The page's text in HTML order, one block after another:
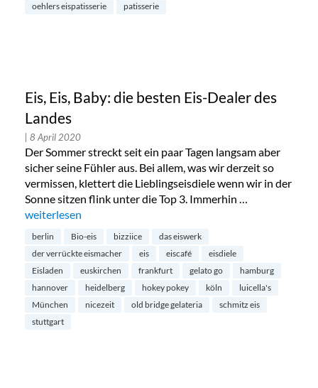
oehlers eispatisserie
patisserie
Eis, Eis, Baby: die besten Eis-Dealer des
Landes
| 8 April 2020
Der Sommer streckt seit ein paar Tagen langsam aber
sicher seine Fühler aus. Bei allem, was wir derzeit so
vermissen, klettert die Lieblingseisdiele wenn wir in der
Sonne sitzen flink unter die Top 3. Immerhin …
„Eis, Eis, Baby: die besten Eis-Dealer des Landes“
weiterlesen
berlin Bio-eis bizziice
das eiswerk
der verrückte eismacher
eis eiscafé
eisdiele
Eisladen
euskirchen frankfurt gelato go
hamburg
hannover
heidelberg hokey pokey köln
luicella's
München
nicezeit old bridge gelateria
schmitz eis
stuttgart